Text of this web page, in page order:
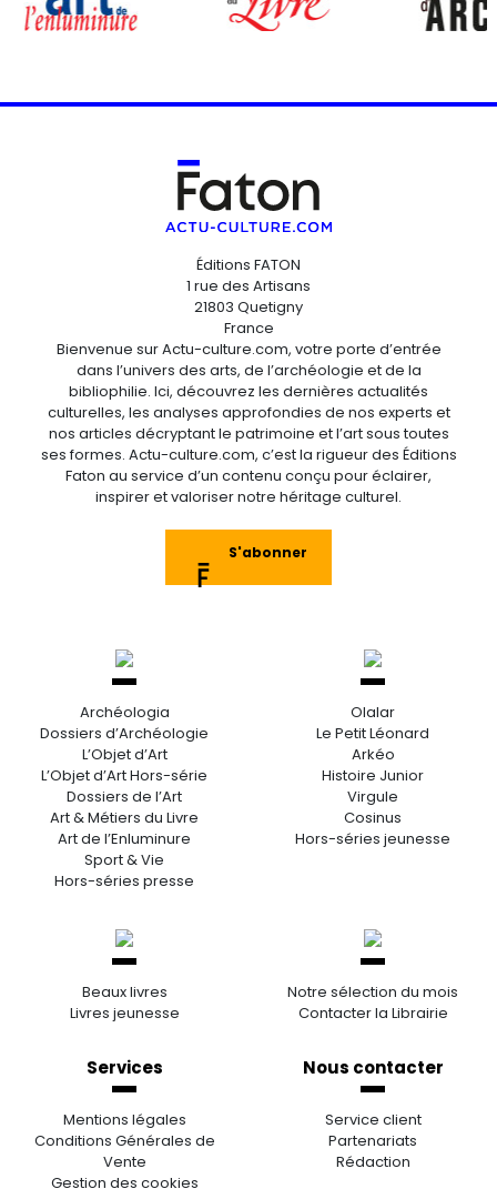
Éditions FATON
1 rue des Artisans
21803 Quetigny
France
Bienvenue sur Actu-culture.com, votre porte d’entrée
dans l’univers des arts, de l’archéologie et de la
bibliophilie. Ici, découvrez les dernières actualités
culturelles, les analyses approfondies de nos experts et
nos articles décryptant le patrimoine et l’art sous toutes
ses formes. Actu-culture.com, c’est la rigueur des Éditions
Faton au service d’un contenu conçu pour éclairer,
inspirer et valoriser notre héritage culturel.
S'abonner
Archéologia
Dossiers d’Archéologie
L’Objet d’Art
L’Objet d’Art Hors-série
Dossiers de l’Art
Art & Métiers du Livre
Art de l’Enluminure
Sport & Vie
Hors-séries presse
Olalar
Le Petit Léonard
Arkéo
Histoire Junior
Virgule
Cosinus
Hors-séries jeunesse
Beaux livres
Livres jeunesse
Notre sélection du mois
Contacter la Librairie
Services
Mentions légales
Conditions Générales de
Vente
Gestion des cookies
Nous contacter
Service client
Partenariats
Rédaction